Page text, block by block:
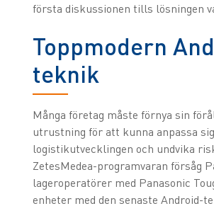
första diskussionen tills lösningen
Toppmodern
teknik
Många företag måste förnya sin
utrustning för att kunna anpassa
logistikutvecklingen och undvika
ZetesMedea-programvaran försåg
lageroperatörer med Panasonic
enheter med den senaste Android-